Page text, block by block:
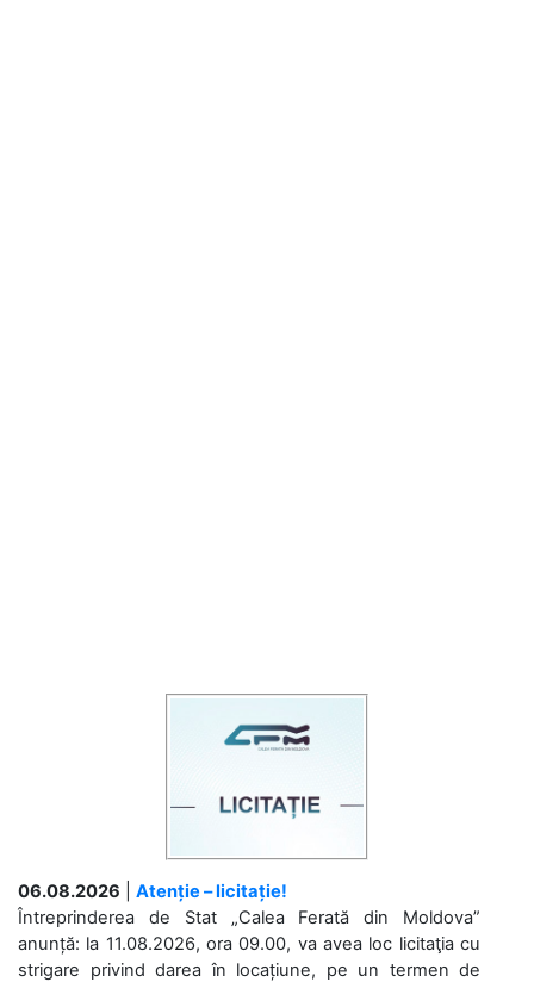
06.08.2026
Atenție – licitație!
Întreprinderea de Stat „Calea Ferată din Moldova”
anunță: la 11.08.2026, ora 09.00, va avea loc licitaţia cu
strigare privind darea în locațiune, pe un termen de